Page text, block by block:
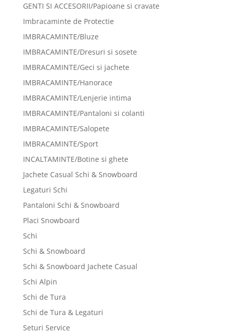
GENTI SI ACCESORII/Papioane si cravate
Imbracaminte de Protectie
IMBRACAMINTE/Bluze
IMBRACAMINTE/Dresuri si sosete
IMBRACAMINTE/Geci si jachete
IMBRACAMINTE/Hanorace
IMBRACAMINTE/Lenjerie intima
IMBRACAMINTE/Pantaloni si colanti
IMBRACAMINTE/Salopete
IMBRACAMINTE/Sport
INCALTAMINTE/Botine si ghete
Jachete Casual Schi & Snowboard
Legaturi Schi
Pantaloni Schi & Snowboard
Placi Snowboard
Schi
Schi & Snowboard
Schi & Snowboard Jachete Casual
Schi Alpin
Schi de Tura
Schi de Tura & Legaturi
Seturi Service